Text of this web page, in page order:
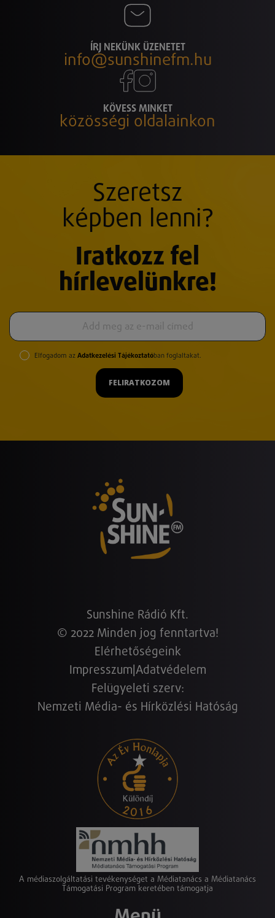
ÍRJ NEKÜNK ÜZENETET
info@sunshinefm.hu
KÖVESS MINKET
közösségi oldalainkon
Szeretsz
képben lenni?
Iratkozz fel
hírlevelünkre!
Elfogadom az Adatkezelési Tájékoztatóban foglaltakat.
FELIRATKOZOM
Sunshine Rádió Kft.
© 2022 Minden jog fenntartva!
Elérhetőségeink
Impresszum Adatvédelem
Felügyeleti szerv:
Nemzeti Média- és Hírközlési Hatóság
A médiaszolgáltatási tevékenységet a Médiatanács a Médiatanács
Támogatási Program keretében támogatja